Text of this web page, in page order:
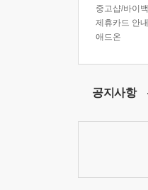
중고샵/바이백
제휴카드 안내
애드온
공지사항